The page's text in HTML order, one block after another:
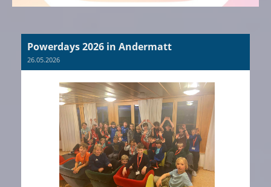
Powerdays 2026 in Andermatt
26.05.2026